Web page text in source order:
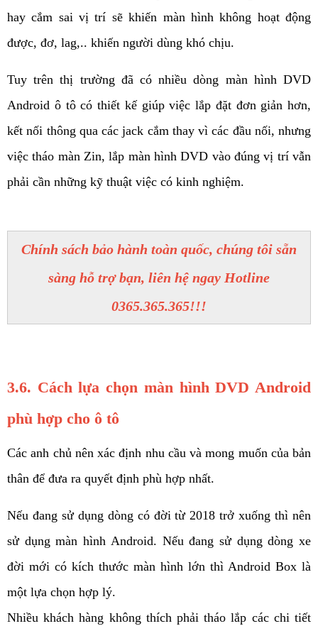
hay cắm sai vị trí sẽ khiến màn hình không hoạt động
được, đơ, lag,.. khiến người dùng khó chịu.
Tuy trên thị trường đã có nhiều dòng màn hình DVD
Android ô tô có thiết kế giúp việc lắp đặt đơn giản hơn,
kết nối thông qua các jack cắm thay vì các đầu nối, nhưng
việc tháo màn Zin, lắp màn hình DVD vào đúng vị trí vẫn
phải cần những kỹ thuật việc có kinh nghiệm.
Chính sách bảo hành toàn quốc, chúng tôi sẵn
sàng hỗ trợ bạn, liên hệ ngay Hotline
0365.365.365!!!
3.6. Cách lựa chọn màn hình DVD Android
phù hợp cho ô tô
Các anh chủ nên xác định nhu cầu và mong muốn của bản
thân để đưa ra quyết định phù hợp nhất.
Nếu đang sử dụng dòng có đời từ 2018 trở xuống thì nên
sử dụng màn hình Android. Nếu đang sử dụng dòng xe
đời mới có kích thước màn hình lớn thì Android Box là
một lựa chọn hợp lý.
Nhiều khách hàng không thích phải tháo lắp các chi tiết